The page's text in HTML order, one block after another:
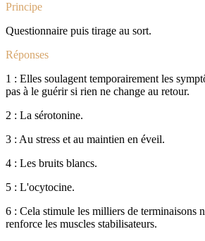
Principe
Questionnaire puis tirage au sort.
Réponses
1 : Elles soulagent temporairement les
pas à le guérir si rien ne change au retour.
2 : La sérotonine.
3 : Au stress et au maintien en éveil.
4 : Les bruits blancs.
5 : L'ocytocine.
6 : Cela stimule les milliers de terminaisons
renforce les muscles stabilisateurs.